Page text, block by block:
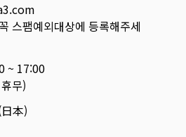
스팸예외대상에 등록해주세
~ 17:00
무)
本)